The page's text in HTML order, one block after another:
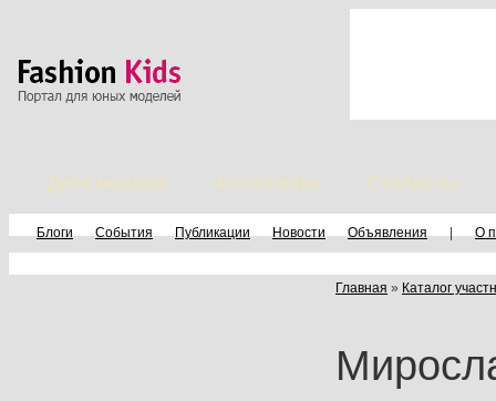
Дети модели Фотографы Стилисты
Блоги События Публикации Новости Объявления | О
Главная » Каталог